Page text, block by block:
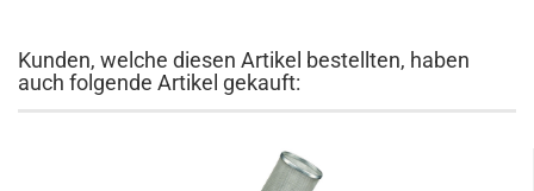
Kunden, welche diesen Artikel bestellten, haben
auch folgende Artikel gekauft: